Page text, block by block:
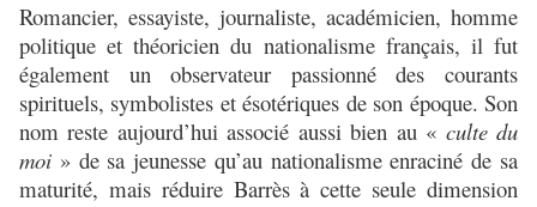
Romancier, essayiste, journaliste, académicien, homme
politique et théoricien du nationalisme français, il fut
également un observateur passionné des courants
spirituels, symbolistes et ésotériques de son époque. Son
nom reste aujourd’hui associé aussi bien au « culte du
moi » de sa jeunesse qu’au nationalisme enraciné de sa
maturité, mais réduire Barrès à cette seule dimension